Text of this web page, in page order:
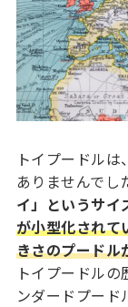
トイプードル
ありませんでし
イ」というサイ
が小型化されて
きさのプードル
トイプードル
ンダードプード